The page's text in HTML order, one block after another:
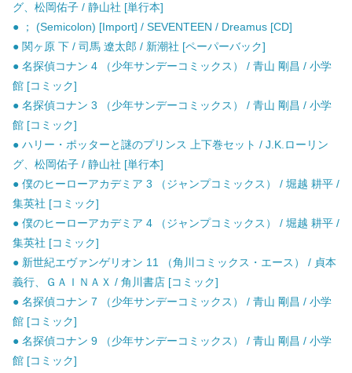
グ、松岡佑子 / 静山社 [単行本]
● ； (Semicolon) [Import] / SEVENTEEN / Dreamus [CD]
● 関ヶ原 下 / 司馬 遼太郎 / 新潮社 [ペーパーバック]
● 名探偵コナン 4 （少年サンデーコミックス） / 青山 剛昌 / 小学
館 [コミック]
● 名探偵コナン 3 （少年サンデーコミックス） / 青山 剛昌 / 小学
館 [コミック]
● ハリー・ポッターと謎のプリンス 上下巻セット / J.K.ローリン
グ、松岡佑子 / 静山社 [単行本]
● 僕のヒーローアカデミア 3 （ジャンプコミックス） / 堀越 耕平 /
集英社 [コミック]
● 僕のヒーローアカデミア 4 （ジャンプコミックス） / 堀越 耕平 /
集英社 [コミック]
● 新世紀エヴァンゲリオン 11 （角川コミックス・エース） / 貞本
義行、ＧＡＩＮＡＸ / 角川書店 [コミック]
● 名探偵コナン 7 （少年サンデーコミックス） / 青山 剛昌 / 小学
館 [コミック]
● 名探偵コナン 9 （少年サンデーコミックス） / 青山 剛昌 / 小学
館 [コミック]